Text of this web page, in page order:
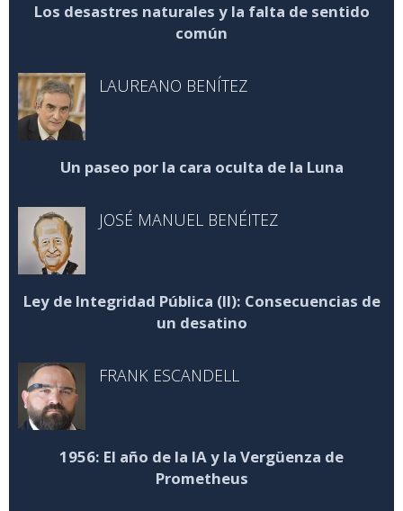
Los desastres naturales y la falta de sentido
común
LAUREANO BENÍTEZ
Un paseo por la cara oculta de la Luna
JOSÉ MANUEL BENÉITEZ
Ley de Integridad Pública (II): Consecuencias de
un desatino
FRANK ESCANDELL
1956: El año de la IA y la Vergüenza de
Prometheus